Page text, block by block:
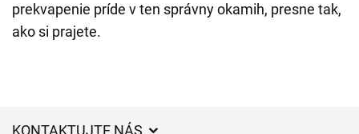
prekvapenie príde v ten správny okamih, presne tak,
ako si prajete.
KONTAKTUJTE NÁS